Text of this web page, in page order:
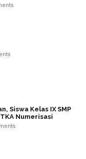
Siswa Kelas IX SMP
Numerisasi